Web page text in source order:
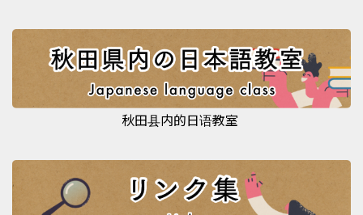
秋田县内的日语教室